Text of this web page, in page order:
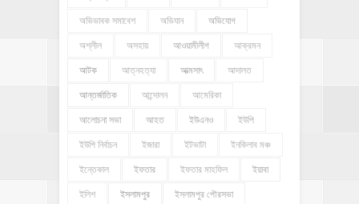
অভিভাবক সমাবেশ অভিযান অভিযোগ
অশ্লীল অসহায় আওয়ামীলীগ আক্রমন
আটক আত্নহত্যা আত্মসাৎ আদালত
আন্তর্জাতিক আন্দোলন আমেরিকা
আলোচনা সভা আহত ইউএনও ইউপি
ইউপি নির্বাচন ইজারা ইটভাটা ইনকিলাব মঞ্চ
ইন্তেকাল ইফতার ইফতার মাহফিল ইয়াবা
ইলিশ ইসলামপুর ইসলামপুর পৌরসভা